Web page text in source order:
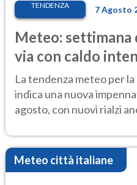
TENDENZA 7 Agosto
Meteo: settimana
via con caldo
temporale
La tendenza meteo per
indica una nuova
agosto, con nuovi rialzi
Meteo città italiane